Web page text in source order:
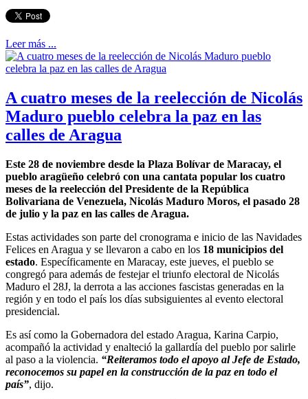
Leer más ...
A cuatro meses de la reelección de Nicolás
Maduro pueblo celebra la paz en las
calles de Aragua
Este 28 de noviembre desde la Plaza Bolívar de Maracay, el
pueblo aragüeño celebró con una cantata popular los cuatro
meses de la reelección del Presidente de la República
Bolivariana de Venezuela, Nicolás Maduro Moros, el pasado 28
de julio y la paz en las calles de Aragua.
Estas actividades son parte del cronograma e inicio de las Navidades
Felices en Aragua y se llevaron a cabo en los 18 municipios del
estado. Específicamente en Maracay, este jueves, el pueblo se
congregó para además de festejar el triunfo electoral de Nicolás
Maduro el 28J, la derrota a las acciones fascistas generadas en la
región y en todo el país los días subsiguientes al evento electoral
presidencial.
Es así como la Gobernadora del estado Aragua, Karina Carpio,
acompañó la actividad y enalteció la gallardía del pueblo por salirle
al paso a la violencia. “Reiteramos todo el apoyo al Jefe de Estado,
reconocemos su papel en la construcción de la paz en todo el
país”, dijo.